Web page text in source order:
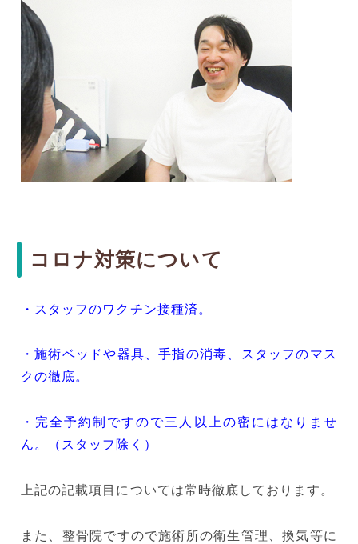
コロナ対策について
・スタッフのワクチン接種済。
・施術ベッドや器具、手指の消毒、スタッフのマス
クの徹底。
・完全予約制ですので三人以上の密にはなりませ
ん。（スタッフ除く）
上記の記載項目については常時徹底しております。
また、整骨院ですので施術所の衛生管理、換気等に